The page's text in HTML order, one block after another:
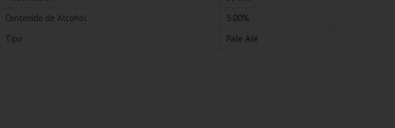
Contenido de Alcohol
5.00%
Tipo
Pale Ale